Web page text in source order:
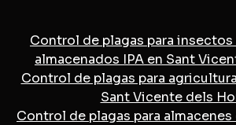
Control de plagas para
almacenados IPA en Sant
Control de plagas para
Sant Vicente dels
Control de plagas para